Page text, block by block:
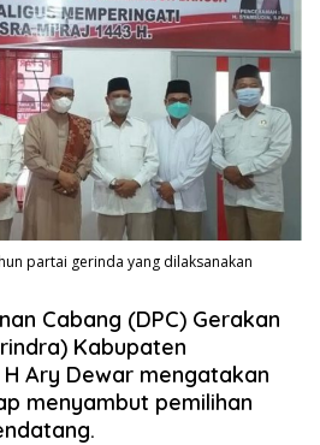
partai gerinda yang dilaksanakan
Cabang (DPC) Gerakan
Kabupaten
H Ary Dewar mengatakan
menyambut pemilihan